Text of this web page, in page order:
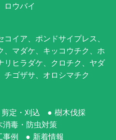
ロウバイ
イア、ポンドサイプレス、
、マダケ、キッコウチク、ホ
リヒラダケ、クロチク、ヤダ
ゴザサ、オロシマチク
剪定・刈込
樹木伐採
消毒・防虫対策
事例 新着情報